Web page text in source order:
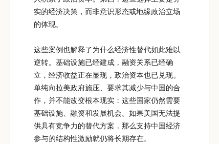
实的经济决策，而非意识形态或地缘政治立场
的体现。
这些案例也解释了为什么经济性替代如此难以
逆转。基础设施已经建成，融资关系已经确
立，经济收益正在显现，政治资本也已兑现。
单纯向拉美政府施压、要求其减少与中国的合
作，并不能改变根本现实：这些国家仍然需要
基础设施、融资和发展机会。如果美国无法提
供具有竞争力的替代方案，那么支持中国经济
参与的结构性激励就仍将长期存在。